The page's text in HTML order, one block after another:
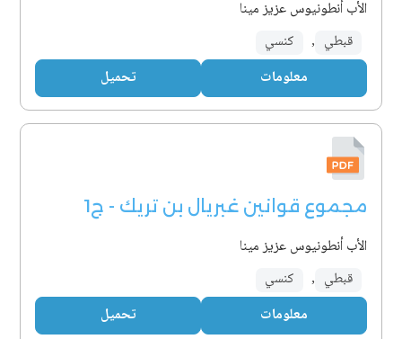
الأب أنطونيوس عزيز مينا
قبطي , كنسي
معلومات تحميل
مجموع قوانين غبريال بن تريك - ج1
الأب أنطونيوس عزيز مينا
قبطي , كنسي
معلومات تحميل